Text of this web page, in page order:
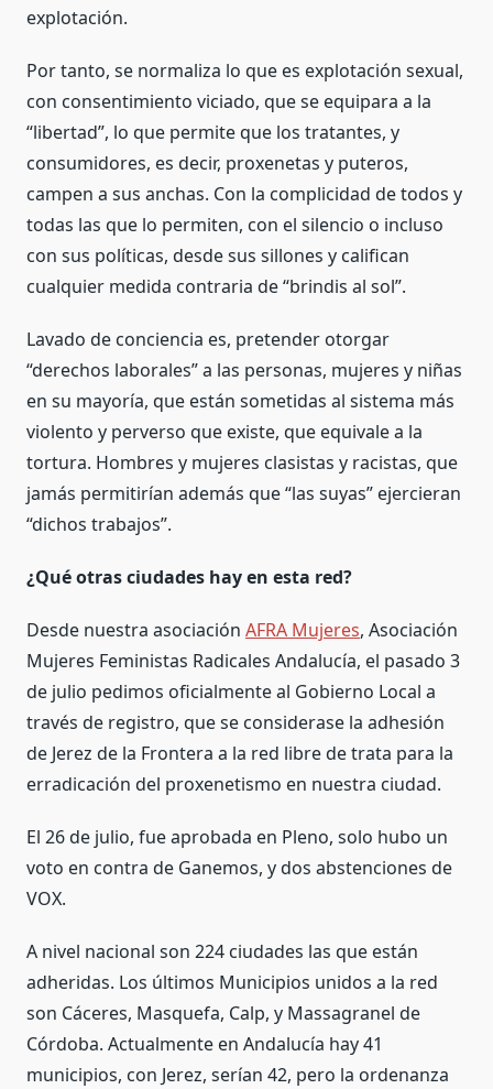
explotación.
Por tanto, se normaliza lo que es explotación sexual,
con consentimiento viciado, que se equipara a la
“libertad”, lo que permite que los tratantes, y
consumidores, es decir, proxenetas y puteros,
campen a sus anchas. Con la complicidad de todos y
todas las que lo permiten, con el silencio o incluso
con sus políticas, desde sus sillones y califican
cualquier medida contraria de “brindis al sol”.
Lavado de conciencia es, pretender otorgar
“derechos laborales” a las personas, mujeres y niñas
en su mayoría, que están sometidas al sistema más
violento y perverso que existe, que equivale a la
tortura. Hombres y mujeres clasistas y racistas, que
jamás permitirían además que “las suyas” ejercieran
“dichos trabajos”.
¿Qué otras ciudades hay en esta red?
Desde nuestra asociación AFRA Mujeres, Asociación
Mujeres Feministas Radicales Andalucía, el pasado 3
de julio pedimos oficialmente al Gobierno Local a
través de registro, que se considerase la adhesión
de Jerez de la Frontera a la red libre de trata para la
erradicación del proxenetismo en nuestra ciudad.
El 26 de julio, fue aprobada en Pleno, solo hubo un
voto en contra de Ganemos, y dos abstenciones de
VOX.
A nivel nacional son 224 ciudades las que están
adheridas. Los últimos Municipios unidos a la red
son Cáceres, Masquefa, Calp, y Massagranel de
Córdoba. Actualmente en Andalucía hay 41
municipios, con Jerez, serían 42, pero la ordenanza